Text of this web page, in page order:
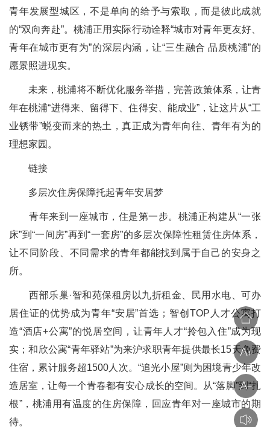
青年发展型城区，不是单向的给予与索取，而是彼此成就
的“双向奔赴”。桃浦正用实际行动诠释“城市对青年更友好、
青年在城市更有为”的深层内涵，让“三生融合 品质桃浦”的
愿景照进现实。
未来，桃浦将不断优化服务举措，完善政策体系，让青
年在桃浦“进得来、留得下、住得安、能成业”，让这片从“工
业锈带”蜕变而来的热土，真正成为青年向往、青年有为的
理想家园。
链接
多层次住房保障托起青年安居梦
青年来到一座城市，住是第一步。桃浦正构建从“一张
床”到“一间房”再到“一套房”的多层次保障性租赁住房体系，
让不同阶段、不同需求的青年都能找到属于自己的安身之
所。
西部乐巢·智和苑保租房以九折租金、民用水电、可办
居住证的优势成为青年“安居”首选；智创TOP人才公寓打
造“酒店+公寓”的悦居空间，让青年人才“拎包入住”成为现
实；和欣公寓“青年驿站”为来沪求职青年提供最长15天免费
住宿，累计服务超1500人次。“追光小屋”则为困境青少年改
造居室，让每一个青春都有安心成长的空间。从“落脚”到“扎
根”，桃浦用有温度的住房保障，回应青年对一座城市的期
待。